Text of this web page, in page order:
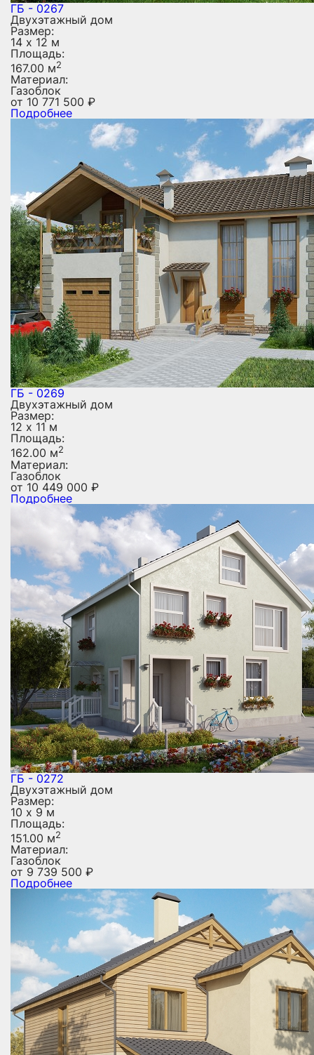
ГБ - 0267
Двухэтажный дом
Размер:
14 х 12 м
Площадь:
167.00 м2
Материал:
Газоблок
от 10 771 500 ₽
Подробнее
ГБ - 0269
Двухэтажный дом
Размер:
12 х 11 м
Площадь:
162.00 м2
Материал:
Газоблок
от 10 449 000 ₽
Подробнее
ГБ - 0272
Двухэтажный дом
Размер:
10 х 9 м
Площадь:
151.00 м2
Материал:
Газоблок
от 9 739 500 ₽
Подробнее